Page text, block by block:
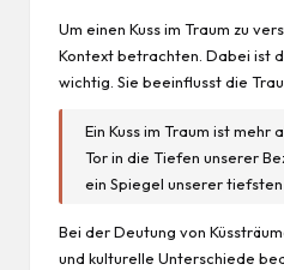
Um einen Kuss im Traum zu
Kontext betrachten. Dabei ist
wichtig. Sie beeinflusst die
Ein Kuss im Traum ist mehr
Tor in die Tiefen unserer
ein Spiegel unserer tiefsten
Bei der Deutung von
und kulturelle Unterschiede